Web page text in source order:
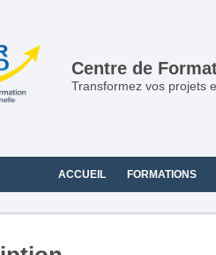
Centre de
Transformez vos projets
ACCUEIL FORMATIONS